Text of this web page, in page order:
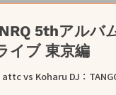
5thアルバ
イブ 東京編
vs Koharu DJ：TANGO